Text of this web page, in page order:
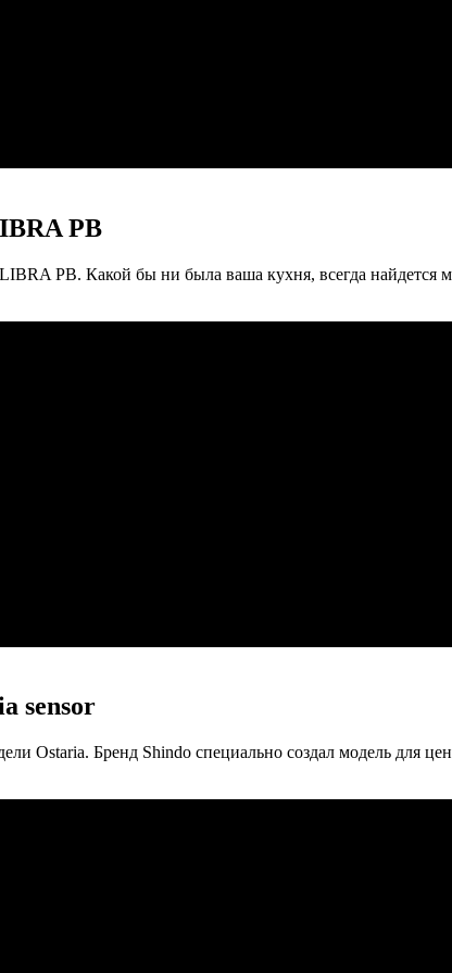
PB
PB. Какой бы ни была ваша кухня, всегда найдется
sensor
Ostaria. Бренд Shindo специально создал модель для